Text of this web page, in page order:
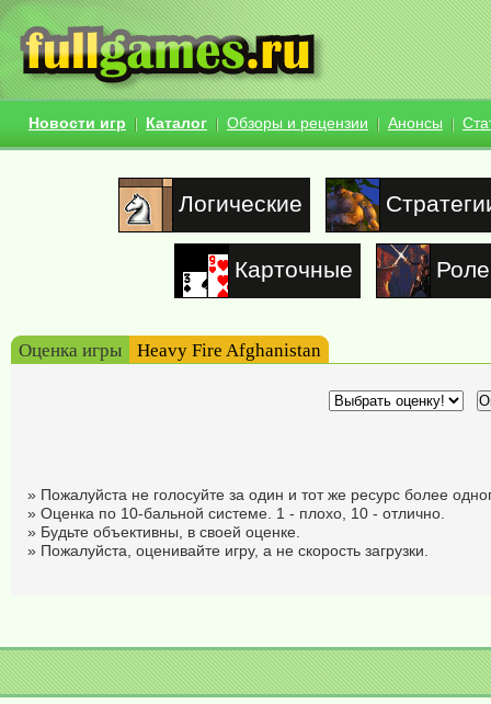
Новости игр Каталог Обзоры и рецензии Анонсы
Логические
Карточные
Оценка игры Heavy Fire Afghanistan
» Пожалуйста не голосуйте за один и тот же ресурс более
» Оценка по 10-бальной системе. 1 - плохо, 10 - отлично.
» Будьте объективны, в своей оценке.
» Пожалуйста, оценивайте игру, а не скорость загрузки.